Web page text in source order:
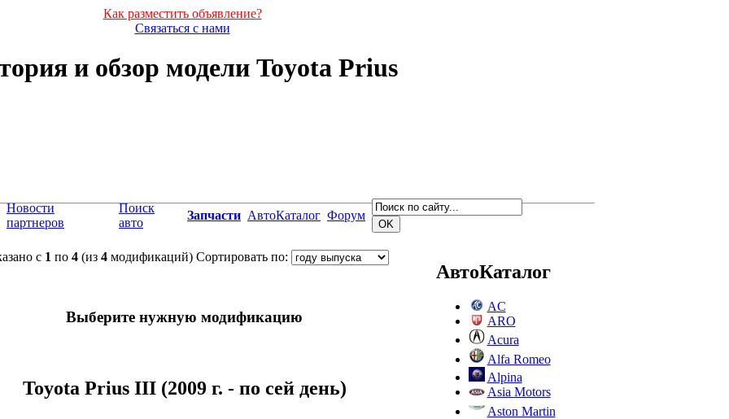
Как разместить объявление?
Связаться с нами
и обзор модели Toyota Prius
Новости
партнеров
Поиск
авто
Запчасти АвтоКаталог Форум
с 1 по 4 (из 4 модификаций) Сортировать по:
Выберите нужную модификацию
Toyota Prius III (2009 г. - по сей день)
АвтоКаталог
AC
ARO
Acura
Alfa Romeo
Alpina
Asia Motors
Aston Martin